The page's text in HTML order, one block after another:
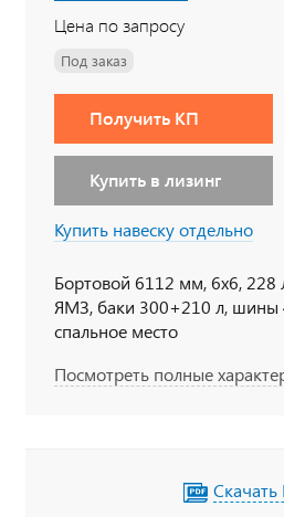
Цена по запросу
Под заказ
Получить КП
Купить в лизинг
Купить навеску отдельно
Бортовой 6112 мм, 6х6, 228
ЯМЗ, баки 300+210 л, шины
спальное место
Посмотреть полные
Скачать